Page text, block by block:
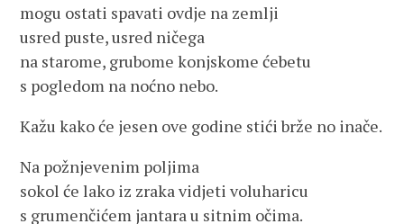
mogu ostati spavati ovdje na zemlji
usred puste, usred ničega
na starome, grubome konjskome ćebetu
s pogledom na noćno nebo.
Kažu kako će jesen ove godine stići brže no inače.
Na požnjevenim poljima
sokol će lako iz zraka vidjeti voluharicu
s grumenčićem jantara u sitnim očima.